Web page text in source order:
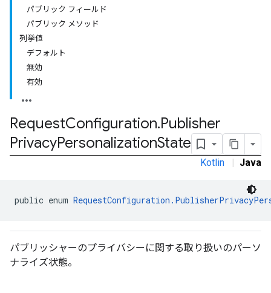
パブリック フィールド
パブリック メソッド
列挙値
デフォルト
無効
有効
RequestConfiguration.Publisher
PrivacyPersonalizationState
Kotlin | Java
public enum
パブリッシャーのプライバシーに関する取り扱いのパーソ
ナライズ状態。